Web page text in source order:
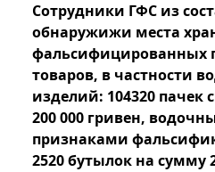
Сотрудники ГФС из
обнаружижи места
фальсифицированных
товаров, в частности
изделий: 104320 пачек
200 000 гривен,
признаками
2520 бутылок на сумму